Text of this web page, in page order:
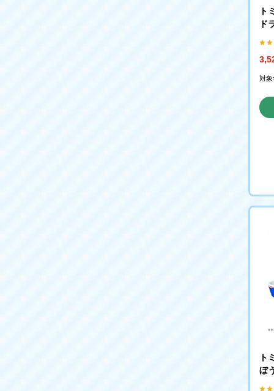
ト
ド
対象
ト
ぼ